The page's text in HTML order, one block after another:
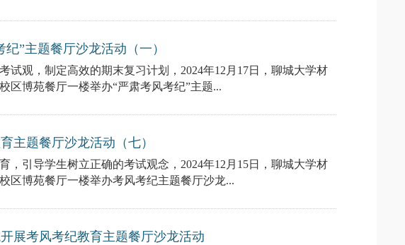
”主题餐厅沙龙活动（一）
试观，制定高效的期末复习计划，2024年12月17日，聊城大学材
区博苑餐厅一楼举办“严肃考风考纪”主题...
主题餐厅沙龙活动（七）
，引导学生树立正确的考试观念，2024年12月15日，聊城大学材
区博苑餐厅一楼举办考风考纪主题餐厅沙龙...
展考风考纪教育主题餐厅沙龙活动